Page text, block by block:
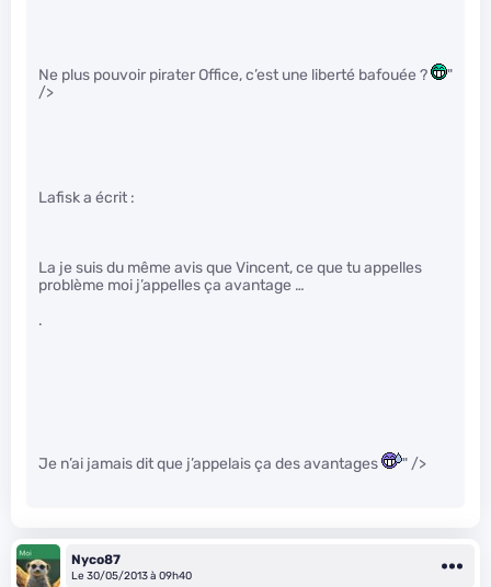
Ne plus pouvoir pirater Office, c’est une liberté bafouée ?
"
/>
Lafisk a écrit :
La je suis du même avis que Vincent, ce que tu appelles
problème moi j’appelles ça avantage …
.
Je n’ai jamais dit que j’appelais ça des avantages " />
Nyco87
Le 30/05/2013 à 09h40